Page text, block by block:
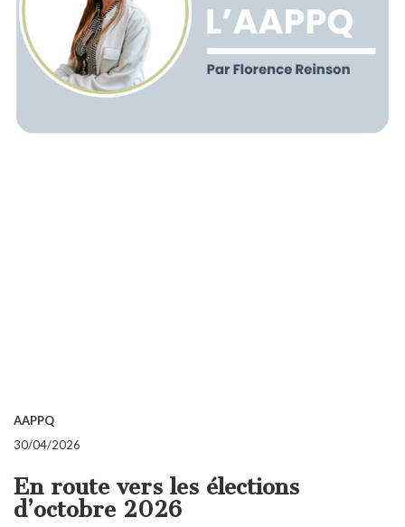
AAPPQ
30/04/2026
En route vers les élections
d’octobre 2026